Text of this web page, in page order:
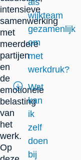
intensieve
samenwerking
met
meerdere
partijen
en
de
emotionele
belasting
van
het
werk.
Op
als
wijkteam
gezamenlijk
om
met
werkdruk?
Wat
kan
ik
zelf
doen
bij